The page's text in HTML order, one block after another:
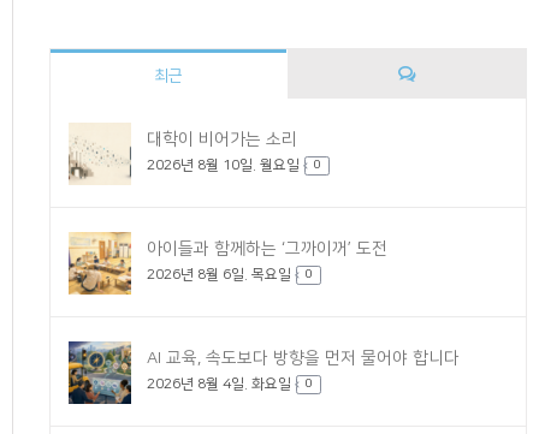
최근
대학이 비어가는 소리
2026년 8월 10일. 월요일 0
아이들과 함께하는 ‘그까이꺼’ 도전
2026년 8월 6일. 목요일 0
AI 교육, 속도보다 방향을 먼저 물어야 합니다
2026년 8월 4일. 화요일 0